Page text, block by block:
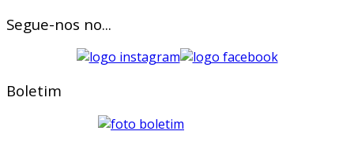
Segue-nos no...
Boletim